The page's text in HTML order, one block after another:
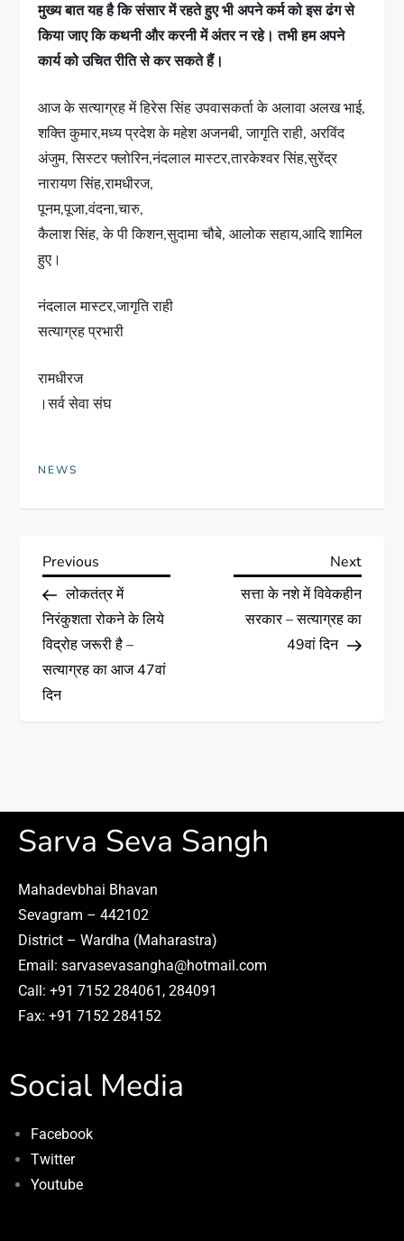
मुख्य बात यह है कि संसार में रहते हुए भी अपने कर्म को इस ढंग से
किया जाए कि कथनी और करनी में अंतर न रहे। तभी हम अपने
कार्य को उचित रीति से कर सकते हैं।
आज के सत्याग्रह में हिरेस सिंह उपवासकर्ता के अलावा अलख भाई,
शक्ति कुमार,मध्य प्रदेश के महेश अजनबी, जागृति राही, अरविंद
अंजुम, सिस्टर फ्लोरिन,नंदलाल मास्टर,तारकेश्वर सिंह,सुरेंद्र
नारायण सिंह,रामधीरज,
पूनम,पूजा,वंदना,चारु,
कैलाश सिंह, के पी किशन,सुदामा चौबे, आलोक सहाय,आदि शामिल
हुए।
नंदलाल मास्टर,जागृति राही
सत्याग्रह प्रभारी
रामधीरज
।सर्व सेवा संघ
NEWS
Previous
लोकतंत्र में
निरंकुशता रोकने के लिये
विद्रोह जरूरी है –
सत्याग्रह का आज 47वां
दिन
Next
सत्ता के नशे में विवेकहीन
सरकार – सत्याग्रह का
49वां दिन
Sarva Seva Sangh
Mahadevbhai Bhavan
Sevagram – 442102
District – Wardha (Maharastra)
Email: sarvasevasangha@hotmail.com
Call: +91 7152 284061, 284091
Fax: +91 7152 284152
Social Media
Facebook
Twitter
Youtube